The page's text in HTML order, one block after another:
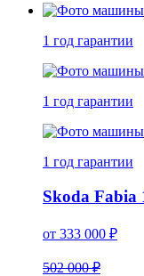
1 год гарантии
1 год гарантии
1 год гарантии
Skoda Fabia
от 333 000 ₽
502 000 ₽